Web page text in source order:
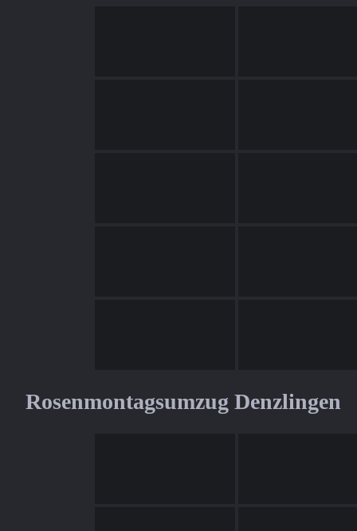
Rosenmontagsumzug Denzlingen